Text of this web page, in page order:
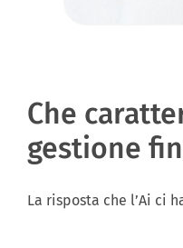
Che
gestione
La risposta che l’Ai ci